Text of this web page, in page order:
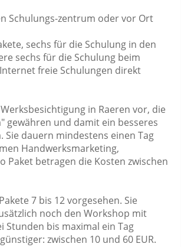
Schulungs-zentrum oder vor Ort
sechs für die Schulung in den
sechs für die Schulung beim
freie Schulungen direkt
in Raeren vor, die
gewähren und damit ein besseres
dauern mindestens einen Tag
Handwerksmarketing,
Paket betragen die Kosten zwischen
7 bis 12 vorgesehen. Sie
noch den Workshop mit
Stunden bis maximal ein Tag
zwischen 10 und 60 EUR.